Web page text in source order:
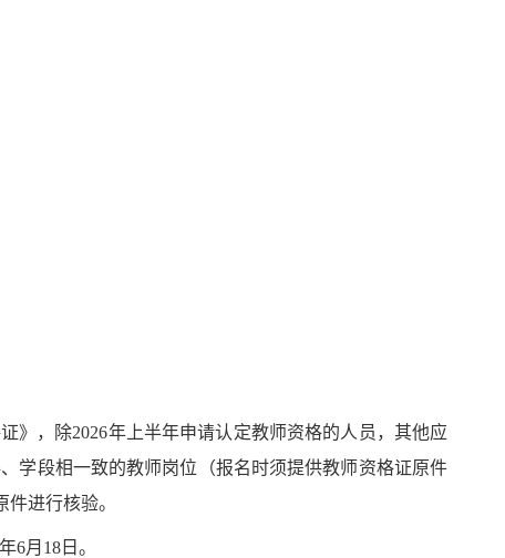
》，除2026年上半年申请认定教师资格的人员，其他应
学段相一致的教师岗位（报名时须提供教师资格证原件
进行核验。
6月 18 日。